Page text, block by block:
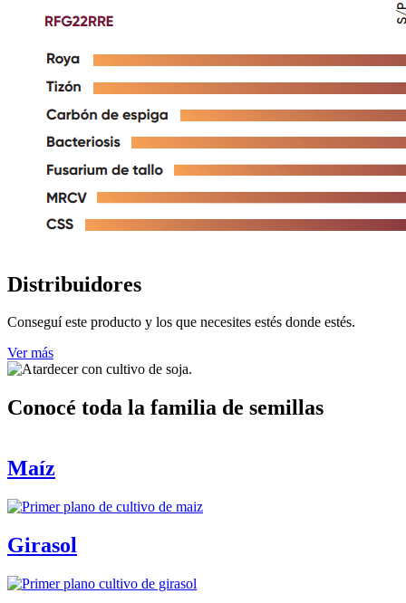
Distribuidores
Conseguí este producto y los que necesites estés donde estés.
Ver más
Conocé toda la familia de semillas
Maíz
Girasol